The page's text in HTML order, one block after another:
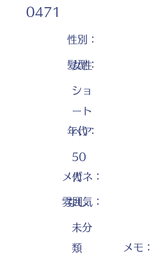
0471
性別：
女性
髪型：
ショ
ート
ヘア
年代：
50
代
メガネ：
なし
雰囲気：
未分
類
​メモ：